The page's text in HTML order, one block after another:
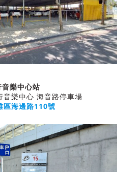
樂中心站
音樂中心 海音路停車場
區海邊路110號